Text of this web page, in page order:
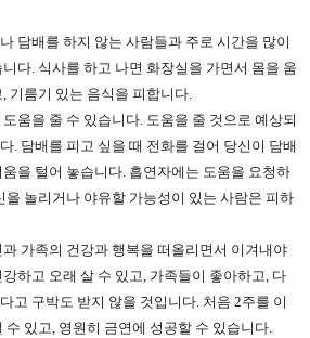
담배를 하지 않는 사람들과 주로 시간을 많이
다. 식사를 하고 나면 화장실을 가면서 몸을 움
기름기 있는 음식을 피합니다.
움을 줄 수 있습니다. 도움을 줄 것으로 예상되
. 담배를 피고 싶을 때 전화를 걸어 당신이 담배
을 털어 놓습니다. 흡연자에는 도움을 요청하
을 놀리거나 야유할 가능성이 있는 사람은 피하
가족의 건강과 행복을 떠올리면서 이겨내야
하고 오래 살 수 있고, 가족들이 좋아하고, 다
고 구박도 받지 않을 것입니다. 처음 2주를 이
수 있고, 영원히 금연에 성공할 수 있습니다.